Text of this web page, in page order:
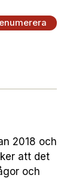
2018 och
att det
och